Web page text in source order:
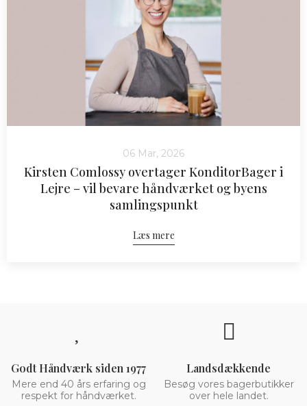
06 Mar, 2026
Kirsten Comlossy overtager KonditorBager i
Lejre – vil bevare håndværket og byens
samlingspunkt
Læs mere
Godt Håndværk siden 1977
Mere end 40 års erfaring og
respekt for håndværket.
Landsdækkende
Besøg vores bagerbutikker
over hele landet.